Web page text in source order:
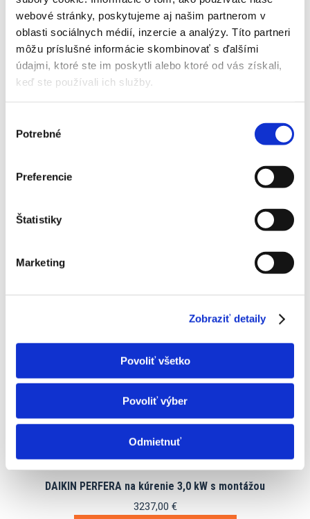
webové stránky, poskytujeme aj našim partnerom v
oblasti sociálnych médií, inzercie a analýzy. Títo partneri
môžu príslušné informácie skombinovať s ďalšími
údajmi, ktoré ste im poskytli alebo ktoré od vás získali,
keď ste používali ich služby.
súhlasu
Potrebné
Preferencie
Štatistiky
Marketing
Zobraziť detaily
Povoliť všetko
Povoliť výber
Odmietnuť
DAIKIN PERFERA FTXM50A + RXM50A – 5,0 kW
DAIKIN PERFERA na kúrenie 3,0 kW s montážou
3237,00 €